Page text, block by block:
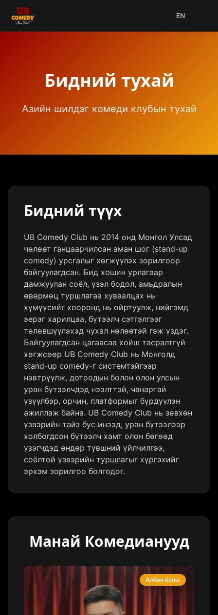
EN
Бидний тухай
Азийн шилдэг комеди клубын тухай
Бидний түүх
UB Comedy Club нь 2014 онд Монгол Улсад
чөлөөт ганцаарчилсан аман шог (stand-up
comedy) урсгалыг хөгжүүлэх зорилгоор
байгуулагдсан. Бид хошин урлагаар
дамжуулан соёл, үзэл бодол, амьдралын
өвөрмөц туршлагаа хуваалцах нь
хүмүүсийг хооронд нь ойртуулж, нийгэмд
эерэг харилцаа, бүтээлч сэтгэлгээг
төлөвшүүлэхэд чухал нөлөөтэй гэж үздэг.
Байгуулагдсан цагаасаа хойш тасралтгүй
хөгжсөөр UB Comedy Club нь Монголд
stand-up comedy-г системтэйгээр
нэвтрүүлж, дотоодын болон олон улсын
уран бүтээлчдэд нээлттэй, чанартай
үзүүлбэр, орчин, платформыг бүрдүүлэн
ажиллаж байна. UB Comedy Club нь зөвхөн
үзвэрийн тайз бус инээд, уран бүтээлээр
холбогдсон бүтээлч хамт олон бөгөөд
үзэгчдэд өндөр түвшний үйлчилгээ,
соёлтой үзвэрийн туршлагыг хүргэхийг
эрхэм зорилгоо болгодог.
Манай Комедианууд
Албан ёсны